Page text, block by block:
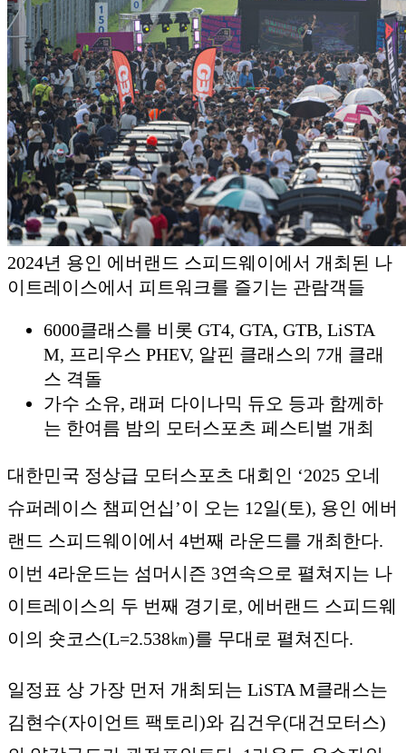
2024년 용인 에버랜드 스피드웨이에서 개최된 나
이트레이스에서 피트워크를 즐기는 관람객들
6000클래스를 비롯 GT4, GTA, GTB, LiSTA
M, 프리우스 PHEV, 알핀 클래스의 7개 클래
스 격돌
가수 소유, 래퍼 다이나믹 듀오 등과 함께하
는 한여름 밤의 모터스포츠 페스티벌 개최
대한민국 정상급 모터스포츠 대회인 ‘2025 오네
슈퍼레이스 챔피언십’이 오는 12일(토), 용인 에버
랜드 스피드웨이에서 4번째 라운드를 개최한다.
이번 4라운드는 섬머시즌 3연속으로 펼쳐지는 나
이트레이스의 두 번째 경기로, 에버랜드 스피드웨
이의 숏코스(L=2.538㎞)를 무대로 펼쳐진다.
일정표 상 가장 먼저 개최되는 LiSTA M클래스는
김현수(자이언트 팩토리)와 김건우(대건모터스)